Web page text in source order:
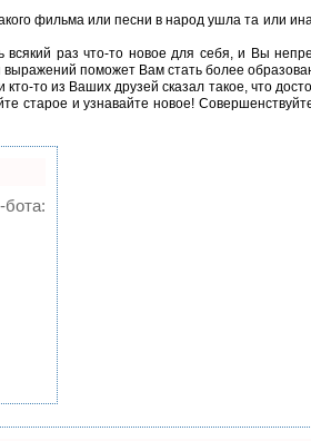
фильма или песни в народ ушла та или
раз что-то новое для себя, и Вы
поможет Вам стать более
то из Ваших друзей сказал такое, что
старое и узнавайте новое!
бота: